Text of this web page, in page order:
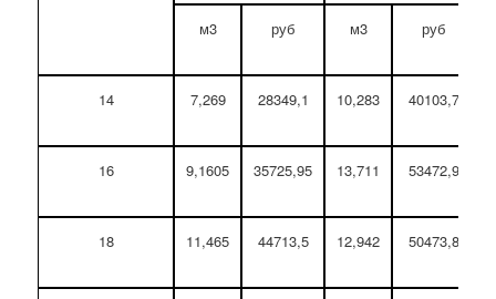
м3 руб м3 руб
14 7,269 28349,1 10,283 40103,7
16 9,1605 35725,95 13,711 53472,9
18 11,465 44713,5 12,942 50473,8